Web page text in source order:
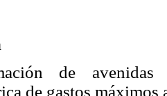
de avenidas
de gastos máximos